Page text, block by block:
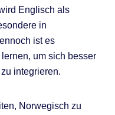
Englisch als
in
ist es
um sich besser
integrieren.
Norwegisch zu